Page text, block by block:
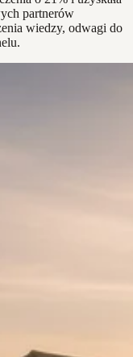
partnerów
wiedzy, odwagi do